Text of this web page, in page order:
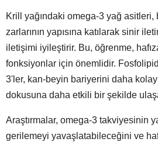
Krill yağındaki omega-3 yağ
zarlarının yapısına katılarak sinir
iletişimi iyileştirir. Bu, öğrenme,
fonksiyonlar için önemlidir.
3'ler, kan-beyin bariyerini daha
dokusuna daha etkili bir şekilde
Araştırmalar, omega-3 takviyesinin
gerilemeyi yavaşlatabileceğini ve